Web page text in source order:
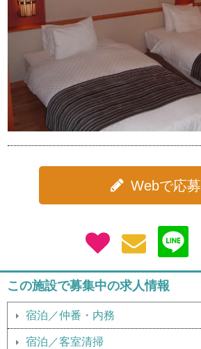
Webで応募
この施設で募集中の求人情報
宿泊／仲番・内務
宿泊／客室清掃